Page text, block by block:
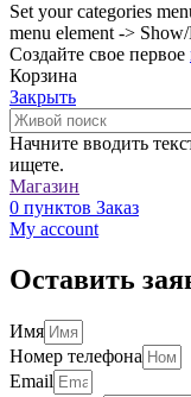
Set your categories
menu element ->
Создайте свое первое
Корзина
Закрыть
Начните вводить
ищете.
Магазин
0 пунктов Заказ
My account
Оставить
Имя
Номер телефона
Email